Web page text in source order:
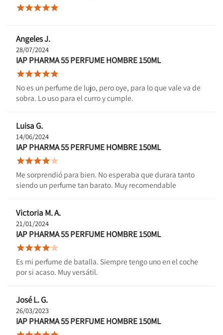

Angeles J.
28/07/2024
IAP PHARMA 55 PERFUME HOMBRE 150ML

No es un perfume de lujo, pero oye, para lo que vale va de
sobra. Lo uso para el curro y cumple.
Luisa G.
14/06/2024
IAP PHARMA 55 PERFUME HOMBRE 150ML

Me sorprendió para bien. No esperaba que durara tanto
siendo un perfume tan barato. Muy recomendable
Victoria M. A.
21/01/2024
IAP PHARMA 55 PERFUME HOMBRE 150ML

Es mi perfume de batalla. Siempre tengo uno en el coche
por si acaso. Muy versátil.
José L. G.
26/03/2023
IAP PHARMA 55 PERFUME HOMBRE 150ML